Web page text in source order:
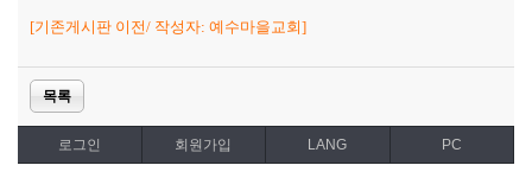
[기존게시판 이전/ 작성자: 예수마을교회]
목록
로그인 회원가입 LANG PC